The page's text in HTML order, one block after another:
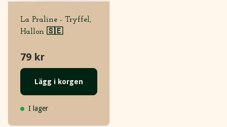
La Praline - Tryffel,
Hallon 🇸🇪
79 kr
Lägg i korgen
I lager